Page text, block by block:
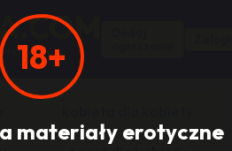
18+
materiały erotyczne